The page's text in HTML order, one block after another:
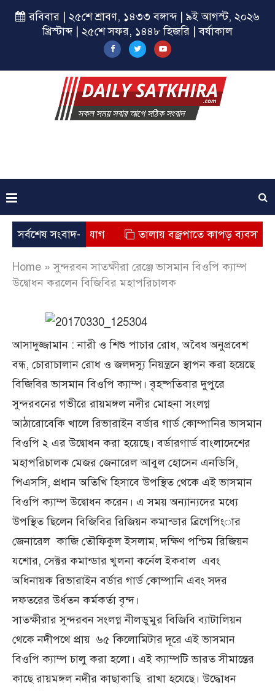
রবিবার | ২৫শে শ্রাবণ, ১৪৩৩ বঙ্গাব্দ | ৯ই আগস্ট, ২০২৬
খ্রিস্টাব্দ | ২৫শে সফর, ১৪৪৮ হিজরি | বর্ষাকাল
সর্বশেষ সংবাদ-
অভিযোগ তালায় বজ্রপাতে কাপড় ব্যবসায়ীর মৃত্যু
Home »সুন্দরবন সাতক্ষীরা রেঞ্জে ভাসমান বিওপি ক্যাম্প
উদ্বোধন করলেন বিজিবির মহাপরিচালক
আসাদুজ্জামান : নারী ও শিশু পাচার রোধ, অবৈধ অনুপ্রবেশ
বন্ধ, চোরাচালান রোধ ও জলদস্যু নিয়ন্ত্রনে স্থাপন করা হয়েছে
বিজিবির ভাসমান বিওপি ক্যাম্প। বৃহষ্পতিবার দুপুরে
সুন্দরবনের গভীরে রায়মঙ্গল নদীর মোহনা সংলগ্ন
আঠারোবেকি খালে রিভারাইন বর্ডার গার্ড কোম্পানির ভাসমান
বিওপি ২ এর উদ্বোধন করা হয়েছে। বর্ডারগার্ড বাংলাদেশের
মহাপরিচালক মেজর জেনারেল আবুল হোসেন এনডিসি,
পিএসসি, প্রধান অতিখি হিসাবে উপস্থিত থেকে এই ভাসমান
বিওপি ক্যাম্প উদ্বোধন করেন। এ সময় অন্যান্যদের মধ্যে
উপস্থিত ছিলেন বিজিবির রিজিয়ন কমান্ডার ব্রিগেপিংার
জেনারেল কাজি তৌফিকুল ইসলাম, দক্ষিণ পশ্চিম রিজিয়ন
যশোর, সেক্টর কমান্ডার খুলনা কর্নেল ইকবাল এবং
অধিনায়ক রিভারাইন বর্ডার গার্ড কোম্পানি এবং সদর
দফতরের উর্ধতন কর্মকর্তা বৃন্দ।
সাতক্ষীরার সুন্দরবন সংলগ্ন নীলডুমুর বিজিবি ব্যাটালিয়ন
থেকে নদীপথে প্রায় ৬৫ কিলোমিটার দূরে এই ভাসমান
বিওপি ক্যাম্প চালু করা হলো। এই ক্যাম্পটি ভারত সীমান্তের
কাছে রায়মঙ্গল নদীর কাছাকাছি রাখা হযেছে। উদ্ধোধন